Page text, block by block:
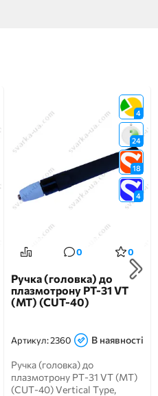
4
24
18
4
0 0
Ручка (головка) до
плазмотрону PT-31 VT
(MT) (CUT-40)
Артикул:2360 В наявності
Ручка (головка) до
плазмотрону PT-31 VT (MT)
(CUT-40) Vertical Тype,